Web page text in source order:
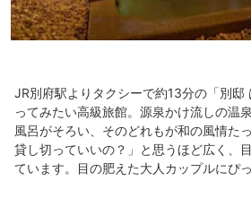
JR別府駅よりタクシーで約13分の「別邸
ってみたい高級旅館。源泉かけ流しの温
風呂がそろい、そのどれもが和の風情た
貸し切っていいの？」と思うほど広く、
ています。目の肥えた大人カップルにぴ